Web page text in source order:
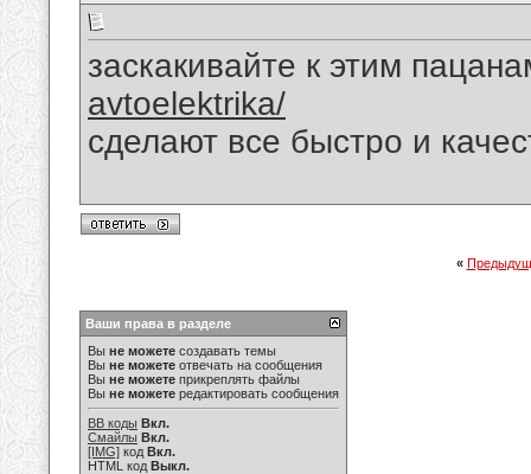
заскакивайте к этим
avtoelektrika/
сделают все быстро и
«
Ваши права в разделе
Вы не можете создавать темы
Вы не можете отвечать на сообщения
Вы не можете прикреплять файлы
Вы не можете редактировать сообщения
BB коды Вкл.
Смайлы Вкл.
[IMG] код Вкл.
HTML код Выкл.